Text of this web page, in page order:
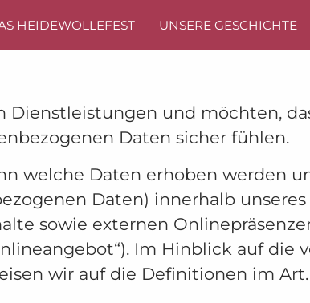
HEIDEWOLLEFEST UNSERE GESCHICHTE
Dienstleistungen und möchten,
Daten sicher fühlen.
welche Daten erhoben werden
Daten) innerhalb
sowie externen
Im Hinblick auf die
wir auf die Definitionen im